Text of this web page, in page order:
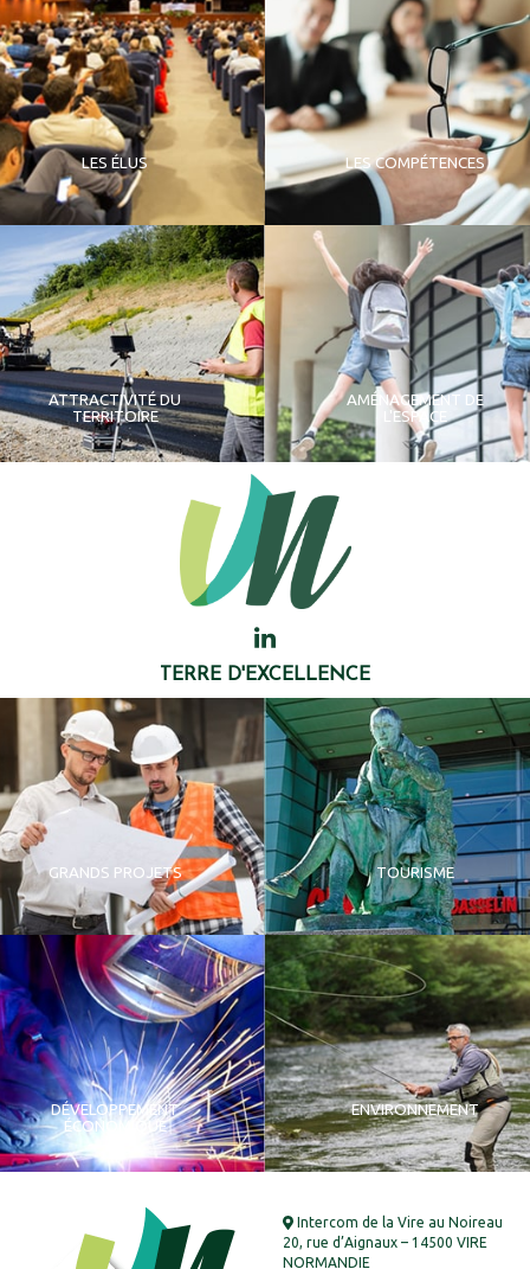
LES ÉLUS LES COMPÉTENCES
ATTRACTIVITÉ DU
TERRITOIRE
AMÉNAGEMENT DE
L'ESPACE
TERRE D'EXCELLENCE
GRANDS PROJETS TOURISME
DÉVELOPPEMENT
ÉCONOMIQUE
ENVIRONNEMENT
Intercom de la Vire au Noireau
20, rue d’Aignaux – 14500 VIRE
NORMANDIE